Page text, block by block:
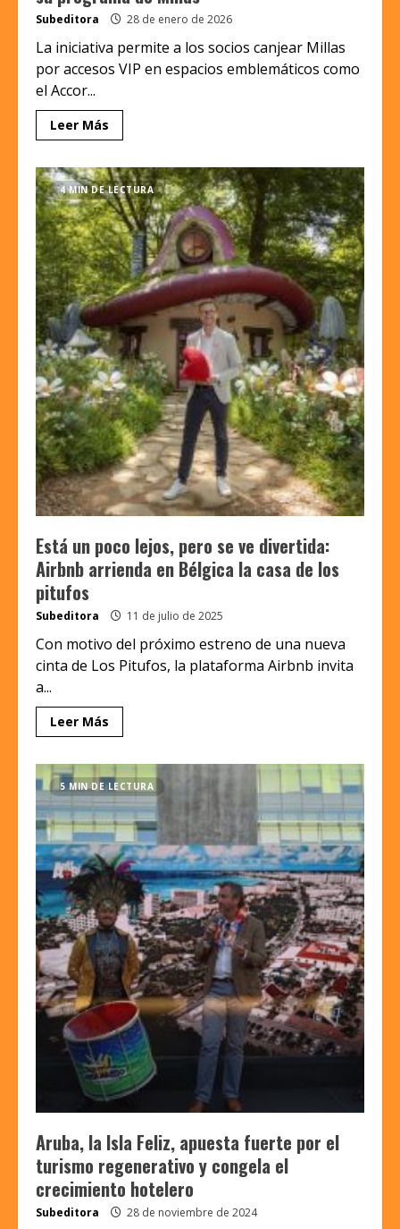
Subeditora 28 de enero de 2026
La iniciativa permite a los socios canjear Millas
por accesos VIP en espacios emblemáticos como
el Accor...
Leer Más
4 MIN DE LECTURA
Está un poco lejos, pero se ve divertida:
Airbnb arrienda en Bélgica la casa de los
pitufos
Subeditora 11 de julio de 2025
Con motivo del próximo estreno de una nueva
cinta de Los Pitufos, la plataforma Airbnb invita
a...
Leer Más
5 MIN DE LECTURA
Aruba, la Isla Feliz, apuesta fuerte por el
turismo regenerativo y congela el
crecimiento hotelero
Subeditora 28 de noviembre de 2024